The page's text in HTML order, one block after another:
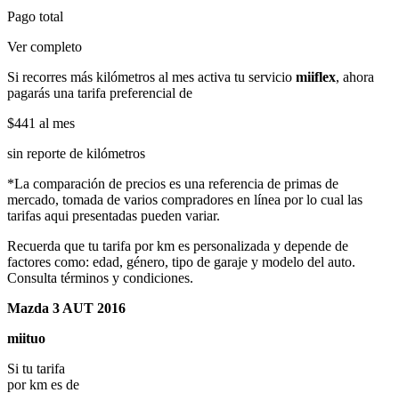
Pago total
Ver completo
Si recorres más kilómetros al mes activa tu servicio miiflex, ahora
pagarás una tarifa preferencial de
$441 al mes
sin reporte de kilómetros
*La comparación de precios es una referencia de primas de
mercado, tomada de varios compradores en línea por lo cual las
tarifas aqui presentadas pueden variar.
Recuerda que tu tarifa por km es personalizada y depende de
factores como: edad, género, tipo de garaje y modelo del auto.
Consulta términos y condiciones.
Mazda 3 AUT 2016
miituo
Si tu tarifa
por km es de